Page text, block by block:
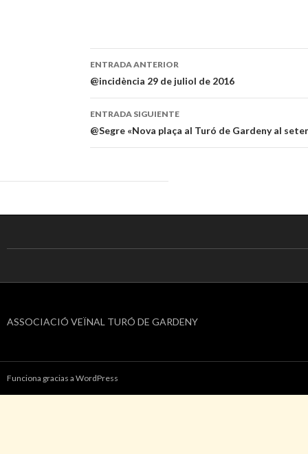
Navegación
de
entradas
ENTRADA ANTERIOR
@incidència 29 de juliol de 2016
ENTRADA SIGUIENTE
@Segre «Nova plaça al Turó de Gardeny al
ASSOCIACIÓ VEÏNAL TURÓ DE GARDENY
Funciona gracias a WordPress